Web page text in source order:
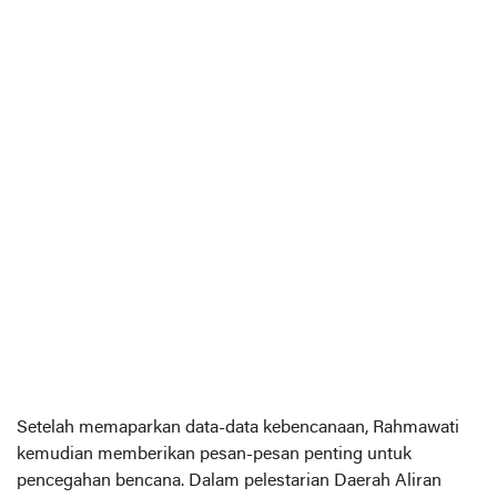
Setelah memaparkan data-data kebencanaan, Rahmawati
kemudian memberikan pesan-pesan penting untuk
pencegahan bencana. Dalam pelestarian Daerah Aliran